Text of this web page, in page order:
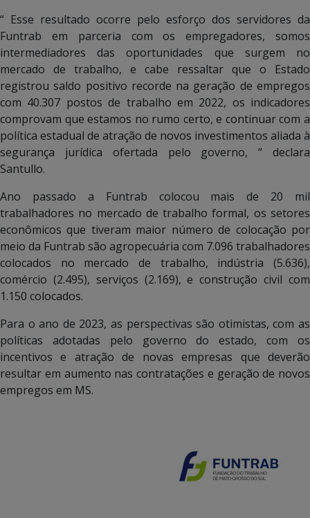
“ Esse resultado ocorre pelo esforço dos servidores da
Funtrab em parceria com os empregadores, somos
intermediadores das oportunidades que surgem no
mercado de trabalho, e cabe ressaltar que o Estado
registrou saldo positivo recorde na geração de empregos
com 40.307 postos de trabalho em 2022, os indicadores
comprovam que estamos no rumo certo, e continuar com a
política estadual de atração de novos investimentos aliada à
segurança jurídica ofertada pelo governo, “ declara
Santullo.
Ano passado a Funtrab colocou mais de 20 mil
trabalhadores no mercado de trabalho formal, os setores
econômicos que tiveram maior número de colocação por
meio da Funtrab são agropecuária com 7.096 trabalhadores
colocados no mercado de trabalho, indústria (5.636),
comércio (2.495), serviços (2.169), e construção civil com
1.150 colocados.
Para o ano de 2023, as perspectivas são otimistas, com as
políticas adotadas pelo governo do estado, com os
incentivos e atração de novas empresas que deverão
resultar em aumento nas contratações e geração de novos
empregos em MS.